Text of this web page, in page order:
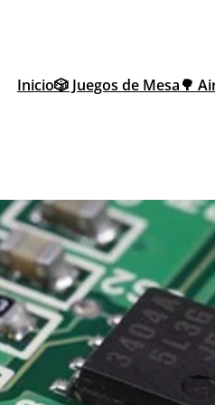
Inicio🎲 Juegos de Mesa🌳